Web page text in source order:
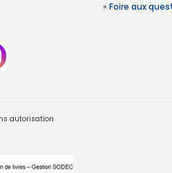
» Foire aux
autorisation